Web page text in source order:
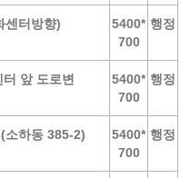
센터방향)
5400*
700
행정
앞 도로변
5400*
700
행정
소하동 385-2)
5400*
700
행정